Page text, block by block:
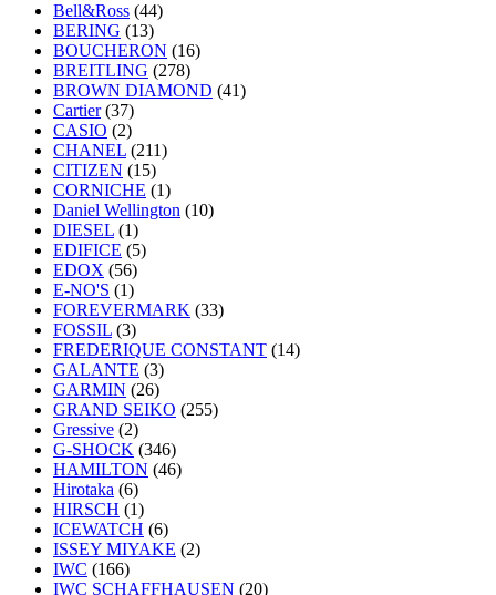
Bell&Ross (44)
BERING (13)
BOUCHERON (16)
BREITLING (278)
BROWN DIAMOND (41)
Cartier(37)
CASIO (2)
CHANEL (211)
CITIZEN (15)
CORNICHE (1)
Daniel Wellington (10)
DIESEL (1)
EDIFICE (5)
EDOX (56)
E-NO'S (1)
FOREVERMARK (33)
FOSSIL (3)
FREDERIQUE CONSTANT (14)
GALANTE (3)
GARMIN (26)
GRAND SEIKO (255)
Gressive (2)
G-SHOCK (346)
HAMILTON (46)
Hirotaka (6)
HIRSCH (1)
ICEWATCH (6)
ISSEY MIYAKE (2)
IWC (166)
IWC SCHAFFHAUSEN (20)